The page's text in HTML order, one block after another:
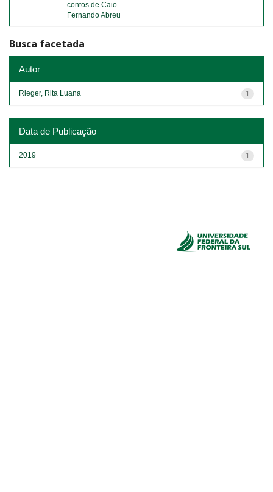
contos de Caio
Fernando Abreu
Busca facetada
Autor
1
Rieger, Rita Luana
Data de Publicação
1
2019